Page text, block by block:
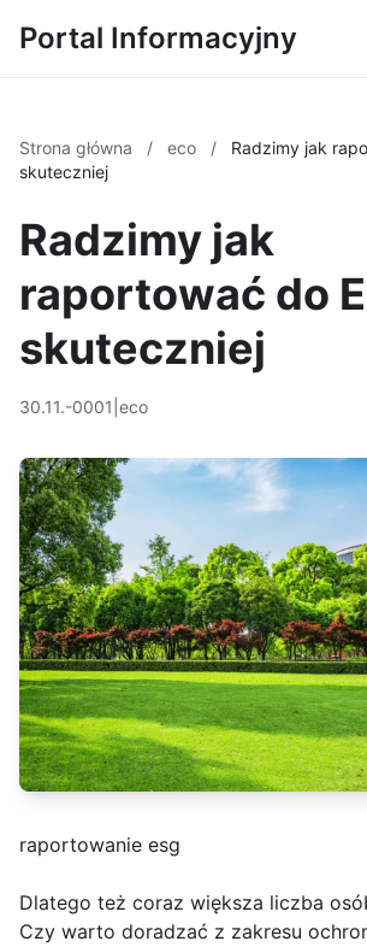
Portal Informacyjny
Strona główna / eco /
Radzimy jak
skuteczniej
Radzimy jak
raportować do
skuteczniej
30.11.-0001 eco
raportowanie esg
Dlatego też coraz większa liczba
Czy warto doradzać z zakresu